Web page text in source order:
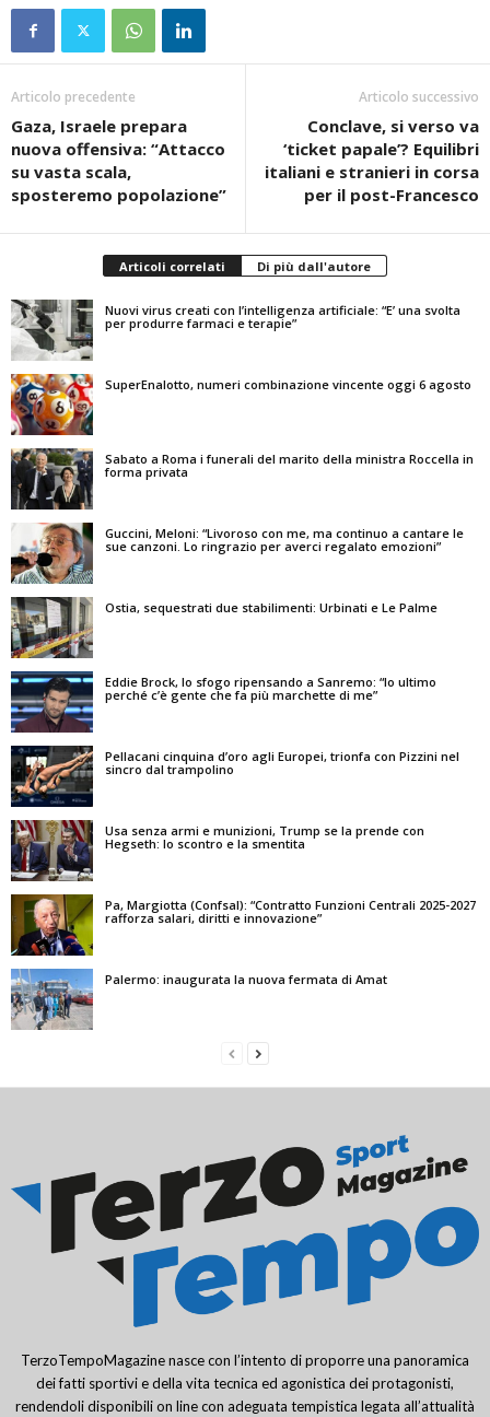
Articolo precedente
Gaza, Israele prepara
nuova offensiva: “Attacco
su vasta scala,
sposteremo popolazione”
Articolo successivo
Conclave, si verso va
‘ticket papale’? Equilibri
italiani e stranieri in corsa
per il post-Francesco
Articoli correlati Di più dall'autore
Nuovi virus creati con l’intelligenza artificiale: “E’ una svolta
per produrre farmaci e terapie”
SuperEnalotto, numeri combinazione vincente oggi 6 agosto
Sabato a Roma i funerali del marito della ministra Roccella in
forma privata
Guccini, Meloni: “Livoroso con me, ma continuo a cantare le
sue canzoni. Lo ringrazio per averci regalato emozioni”
Ostia, sequestrati due stabilimenti: Urbinati e Le Palme
Eddie Brock, lo sfogo ripensando a Sanremo: “Io ultimo
perché c’è gente che fa più marchette di me”
Pellacani cinquina d’oro agli Europei, trionfa con Pizzini nel
sincro dal trampolino
Usa senza armi e munizioni, Trump se la prende con
Hegseth: lo scontro e la smentita
Pa, Margiotta (Confsal): “Contratto Funzioni Centrali 2025-2027
rafforza salari, diritti e innovazione”
Palermo: inaugurata la nuova fermata di Amat
TerzoTempoMagazine nasce con l’intento di proporre una panoramica
dei fatti sportivi e della vita tecnica ed agonistica dei protagonisti,
rendendoli disponibili on line con adeguata tempistica legata all’attualità